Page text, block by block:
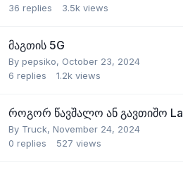
36 replies 3.5k views
მაგთის 5G
By pepsiko, October 23, 2024
6 replies 1.2k views
როგორ წავშალო ან გავთიშო
By Truck, November 24, 2024
0 replies 527 views